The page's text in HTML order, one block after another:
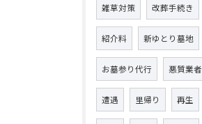
雑草対策 改葬手続き
紹介料 新ゆとり墓地
お墓参り代行 悪質業者
遭遇 里帰り 再生